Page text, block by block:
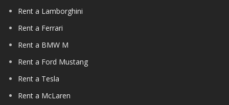
Rent a Lamborghini
Rent a Ferrari
Rent a BMW M
Rent a Ford Mustang
Rent a Tesla
Rent a McLaren